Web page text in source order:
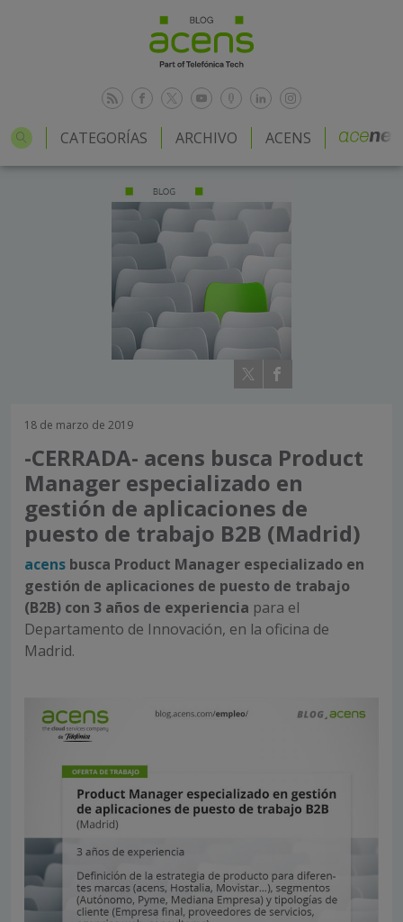
CATEGORÍAS ARCHIVO ACENS
18 de marzo de 2019
-CERRADA- acens busca Product
Manager especializado en
gestión de aplicaciones de
puesto de trabajo B2B (Madrid)
acens busca Product Manager especializado en
gestión de aplicaciones de puesto de trabajo
(B2B) con 3 años de experiencia para el
Departamento de Innovación, en la oficina de
Madrid.